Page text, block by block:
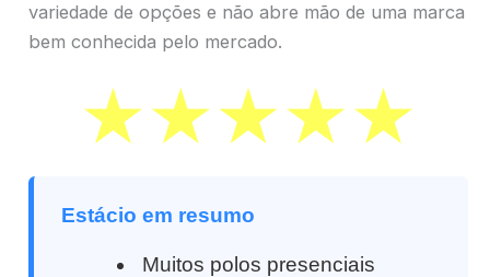
variedade de opções e não abre mão de uma marca
bem conhecida pelo mercado.
Estácio em resumo
Muitos polos presenciais